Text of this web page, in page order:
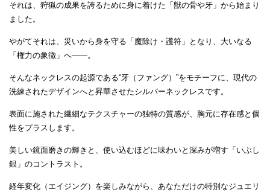
それは、狩猟の成果を誇るために身に着けた「獣の骨や牙」から始まり
ました。
やがてそれは、災いから身を守る「魔除け・護符」となり、大いなる
「権力の象徴」へ――。
そんなネックレスの起源である“牙（ファング） ”をモチーフに、現代の
洗練されたデザインへと昇華させたシルバーネックレスです。
表面に施された繊細なテクスチャーの独特の質感が、胸元に存在感と個
性をプラスします。
美しい鏡面磨きの輝きと、使い込むほどに味わいと深みが増す「いぶし
銀」のコントラスト。
経年変化（エイジング）を楽しみながら、あなただけの特別なジュエリ